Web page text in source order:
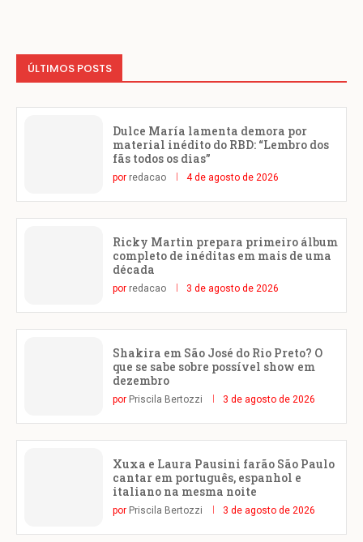
ÚLTIMOS POSTS
Dulce María lamenta demora por
material inédito do RBD: “Lembro dos
fãs todos os dias”
por redacao 4 de agosto de 2026
Ricky Martin prepara primeiro álbum
completo de inéditas em mais de uma
década
por redacao 3 de agosto de 2026
Shakira em São José do Rio Preto? O
que se sabe sobre possível show em
dezembro
por Priscila Bertozzi 3 de agosto de 2026
Xuxa e Laura Pausini farão São Paulo
cantar em português, espanhol e
italiano na mesma noite
por Priscila Bertozzi 3 de agosto de 2026